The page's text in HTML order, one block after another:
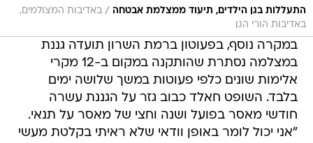
התעללות בגן הילדים, תיעוד ממצלמת אבטחה / באדיבות המצולמים,
באדיבות הורי הגן
במקרה נוסף, בפעוטון ברמת השרון תועדה גננת
במצלמה נסתרת שהותקנה במקום ב-12 מקרי
אלימות שונים כלפי פעוטות במשך שלושה ימים
בלבד. השופט חאלד כבוב גזר על הגננת עשרה
חודשי מאסר בפועל ושנה וחצי של מאסר על תנאי.
"אני יכול לומר באופן וודאי שלא ראיתי בקלטת מעשי